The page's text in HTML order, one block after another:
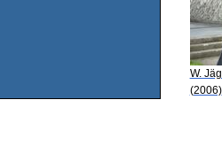
W.
(2006)